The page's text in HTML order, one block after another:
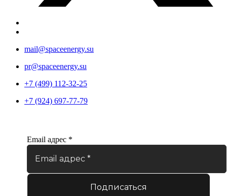
mail@spaceenergy.su
pr@spaceenergy.su
+7 (499) 112-32-25
+7 (924) 697-77-79
Email адрес *